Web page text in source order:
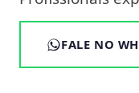
FALE NO